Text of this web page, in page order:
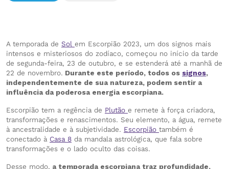
A temporada de Sol em Escorpião 2023, um dos signos mais
intensos e misteriosos do zodíaco, começou no início da tarde
de segunda-feira, 23 de outubro, e se estenderá até a manhã de
22 de novembro. Durante este período, todos os signos,
independentemente de sua natureza, podem sentir a
influência da poderosa energia escorpiana.
Escorpião tem a regência de Plutão e remete à força criadora,
transformações e renascimentos. Seu elemento, a água, remete
à ancestralidade e à subjetividade. Escorpião também é
conectado à Casa 8 da mandala astrológica, que fala sobre
transformações e o lado oculto das coisas.
Desse modo, a temporada escorpiana traz profundidade,